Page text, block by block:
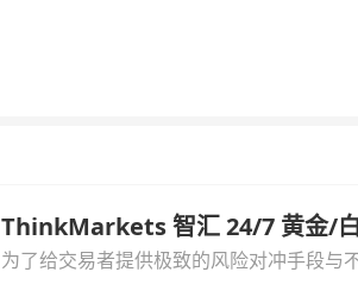
ThinkMarkets 智汇 24/7 黄金/
为了给交易者提供极致的风险对冲手段